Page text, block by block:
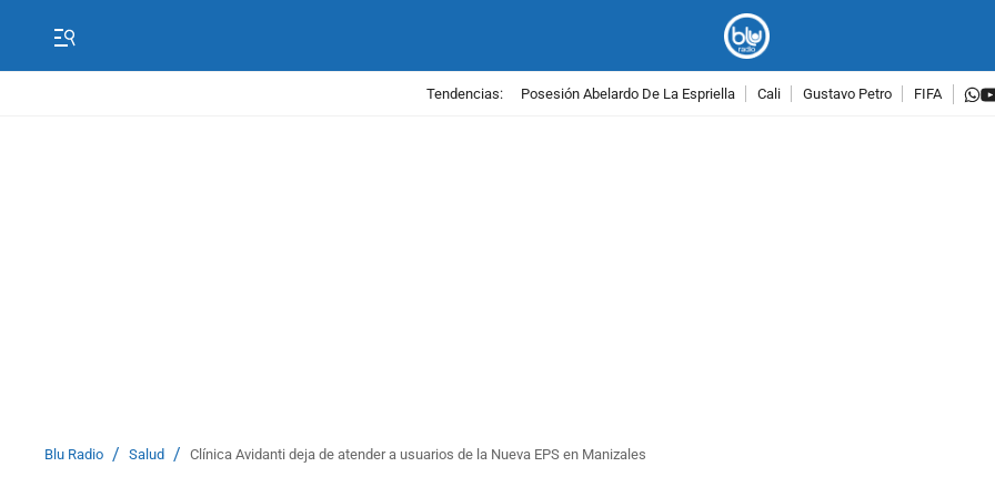
Tendencias: Posesión Abelardo De La Espriella Cali Gustavo Petro FIFA
Blu Radio / Salud / Clínica Avidanti deja de atender a usuarios de la Nueva EPS en Manizales